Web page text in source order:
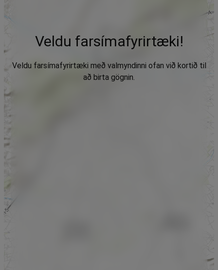
Veldu farsímafyrirtæki!
Veldu farsímafyrirtæki með valmyndinni ofan við kortið til
að birta gögnin.